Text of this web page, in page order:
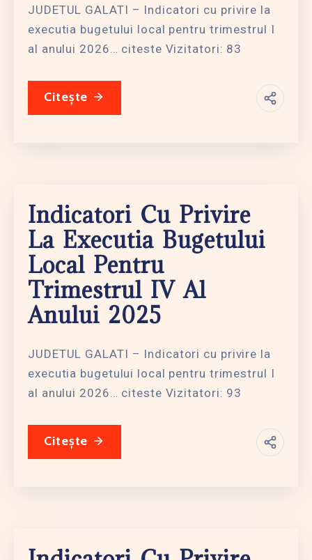
JUDETUL GALATI – Indicatori cu privire la
executia bugetului local pentru trimestrul I
al anului 2026… citeste Vizitatori: 83
Citește
Indicatori Cu Privire
La Executia Bugetului
Local Pentru
Trimestrul IV Al
Anului 2025
JUDETUL GALATI – Indicatori cu privire la
executia bugetului local pentru trimestrul I
al anului 2026… citeste Vizitatori: 93
Citește